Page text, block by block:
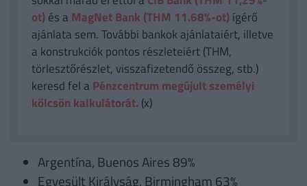
ot)és a MagNet Bank (THM 11.68%-ot)ígérő
ajánlata sem. További bankok ajánlataiért, illetve
a konstrukciók pontos részleteiért (THM,
törlesztőrészlet, visszafizetendő összeg, stb.)
keresd fel a Pénzcentrum megújult személyi
kölcsön kalkulátorát. (x)
Argentína, Buenos Aires 89%
Egyesült Királyság, Birmingham 63%